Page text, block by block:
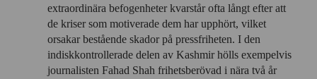
extraordinära befogenheter kvarstår ofta långt efter att
de kriser som motiverade dem har upphört, vilket
orsakar bestående skador på pressfriheten. I den
indiskkontrollerade delen av Kashmir hölls exempelvis
journalisten Fahad Shah frihetsberövad i nära två år